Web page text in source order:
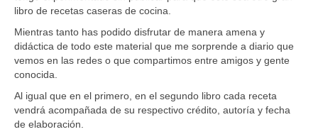
libro de recetas caseras de cocina.
Mientras tanto has podido disfrutar de manera amena y
didáctica de todo este material que me sorprende a diario que
vemos en las redes o que compartimos entre amigos y gente
conocida.
Al igual que en el primero, en el segundo libro cada receta
vendrá acompañada de su respectivo crédito, autoría y fecha
de elaboración.